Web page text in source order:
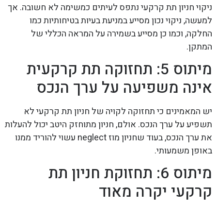
ניקוי חניון תת קרקעי נתפס לעיתים כמשימה לא חשובה. אך
למעשה, ניקוי נכון מסייע במניעת בעיות בטיחותיות כמו
החלקה, וכמו כן מסייע בשמירה על המראה הכללי של
המתקן.
מיתוס 5: תחזוקה תת קרקעית
אינה משפיעה על ערך הנכס
יש המאמינים כי תחזוקה לקויה של חניון תת קרקעי לא
תשפיע על ערך הנכס. אולם, חניון מתוחזק היטב יכול להעלות
את ערך הנכס, בעוד שחניון מוז neglect עשוי להוריד ממנו
באופן משמעותי.
מיתוס 6: תחזוקת חניון תת
קרקעי יקרה מאוד